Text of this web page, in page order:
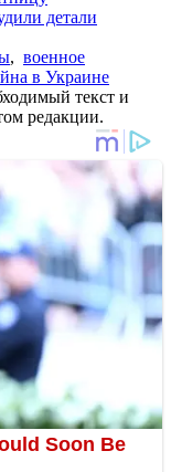
детали
, военное
в Украине
текст и
редакции.